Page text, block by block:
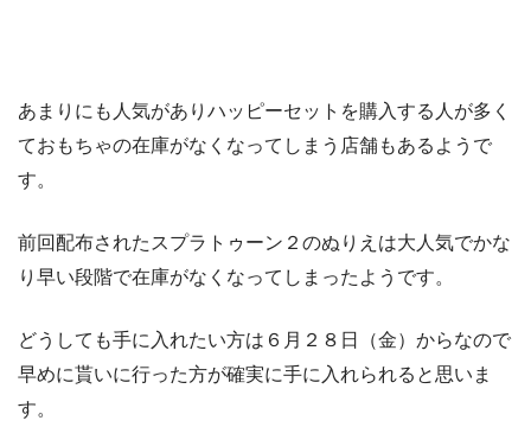
あまりにも人気がありハッピーセットを購入する人が多く
ておもちゃの在庫がなくなってしまう店舗もあるようで
す。
前回配布されたスプラトゥーン２のぬりえは大人気でかな
り早い段階で在庫がなくなってしまったようです。
どうしても手に入れたい方は６月２８日（金）からなので
早めに貰いに行った方が確実に手に入れられると思いま
す。